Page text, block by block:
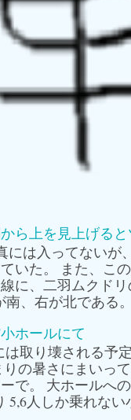
ら上を見上げる
には入ってないが
いた。 また、こ
に、二羽ムクド
南、右が北である
ホールにて
は取り壊される予
りの暑さにまいっ
で。 大ホールへ
5,6人しか乗れな